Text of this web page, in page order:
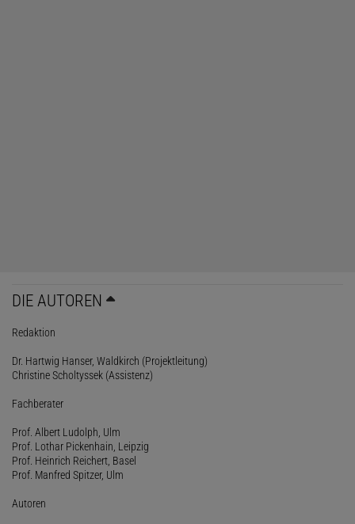
DIE AUTOREN
Redaktion
Dr. Hartwig Hanser, Waldkirch (Projektleitung)
Christine Scholtyssek (Assistenz)
Fachberater
Prof. Albert Ludolph, Ulm
Prof. Lothar Pickenhain, Leipzig
Prof. Heinrich Reichert, Basel
Prof. Manfred Spitzer, Ulm
Autoren